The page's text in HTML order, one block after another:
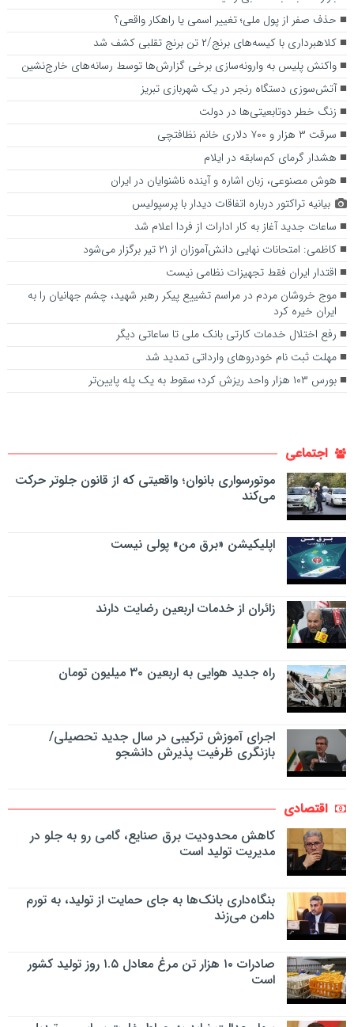
حذف صفر از پول ملی؛ تغییر اسمی یا راهکار واقعی؟
کلاهبرداری با کیسه‌های برنج/۲ تن برنج تقلبی کشف شد
واکنش پلیس به وارونه‌سازی برخی گزارش‌ها توسط رسانه‌های خارج‌نشین
آتش‌سوزی دستگاه رنجر در یک شهربازی تبریز
زنگ خطر دوتابعیتی‌ها در دولت
سرقت ۳ هزار و ۷۰۰ دلاری خانم نظافتچی
هشدار گرمای کم‌سابقه در ایلام
هوش مصنوعی، زبان اشاره و آینده ناشنوایان در ایران
بیانیه تراکتور درباره اتفاقات دیدار با پرسپولیس
ساعات جدید آغاز به کار ادارات از فردا اعلام شد
کاظمی: امتحانات نهایی دانش‌آموزان از ۲۱ تیر برگزار می‌شود
اقتدار ایران فقط تجهیزات نظامی نیست
موج خروشان مردم در مراسم تشییع پیکر رهبر شهید، چشم جهانیان را به
ایران خیره کرد
رفع اختلال خدمات کارتی بانک ملی تا ساعاتی دیگر
مهلت ثبت نام خودروهای وارداتی تمدید شد
بورس ۱۰۳ هزار واحد ریزش کرد؛ سقوط به یک پله پایین‌تر
اجتماعی
موتورسواری بانوان؛ واقعیتی که از قانون جلوتر حرکت
می‌کند
اپلیکیشن «برق من» پولی نیست
زائران از خدمات اربعین رضایت دارند
راه جدید هوایی به اربعین ۳۰ میلیون تومان
اجرای آموزش ترکیبی در سال جدید تحصیلی/
بازنگری ظرفیت پذیرش دانشجو
اقتصادی
کاهش محدودیت برق صنایع، گامی رو به جلو در
مدیریت تولید است
بنگاه‌داری بانک‌ها به جای حمایت از تولید، به تورم
دامن می‌زند
صادرات ۱۰ هزار تن مرغ معادل ۱.۵ روز تولید کشور
است